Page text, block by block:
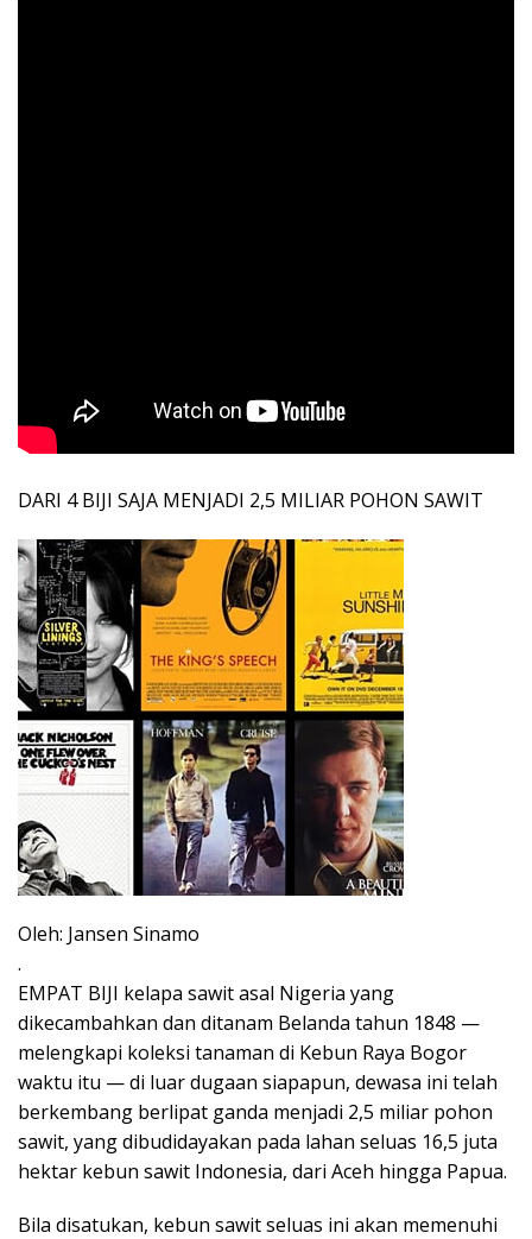
DARI 4 BIJI SAJA MENJADI 2,5 MILIAR POHON SAWIT
Oleh: Jansen Sinamo
.
EMPAT BIJI kelapa sawit asal Nigeria yang
dikecambahkan dan ditanam Belanda tahun 1848 —
melengkapi koleksi tanaman di Kebun Raya Bogor
waktu itu — di luar dugaan siapapun, dewasa ini telah
berkembang berlipat ganda menjadi 2,5 miliar pohon
sawit, yang dibudidayakan pada lahan seluas 16,5 juta
hektar kebun sawit Indonesia, dari Aceh hingga Papua.
Bila disatukan, kebun sawit seluas ini akan memenuhi